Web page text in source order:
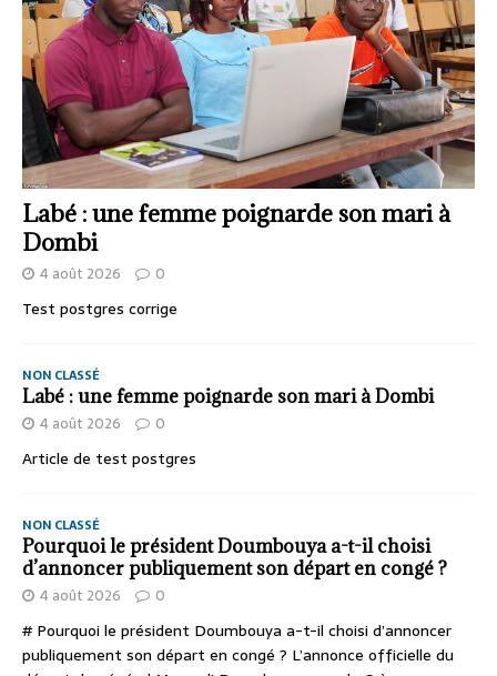
Labé : une femme poignarde son mari à
Dombi
4 août 2026 0
Test postgres corrige
NON CLASSÉ
Labé : une femme poignarde son mari à Dombi
4 août 2026 0
Article de test postgres
NON CLASSÉ
Pourquoi le président Doumbouya a-t-il choisi
d’annoncer publiquement son départ en congé ?
4 août 2026 0
# Pourquoi le président Doumbouya a-t-il choisi d’annoncer
publiquement son départ en congé ? L’annonce officielle du